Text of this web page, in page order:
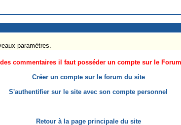
paramètres.
commentaires il faut posséder un compte sur le
Créer un compte sur le forum du site
S'authentifier sur le site avec son compte personnel
Retour à la page principale du site